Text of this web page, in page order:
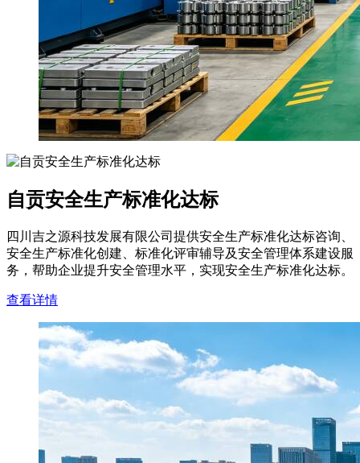
自贡安全生产标准化达标
四川吉之源科技发展有限公司提供安全生产标准化达标咨询、
安全生产标准化创建、标准化评审辅导及安全管理体系建设服
务，帮助企业提升安全管理水平，实现安全生产标准化达标。
查看详情